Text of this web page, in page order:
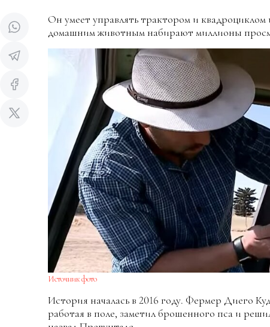
Он умеет управлять трактором и
домашним животным набирают миллионы
Источник фото
История началась в 2016 году. Фермер Диего
работая в поле, заметил брошенного пса и